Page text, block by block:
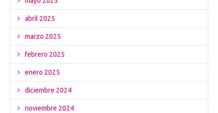
abril 2025
marzo 2025
febrero 2025
enero 2025
diciembre 2024
noviembre 2024